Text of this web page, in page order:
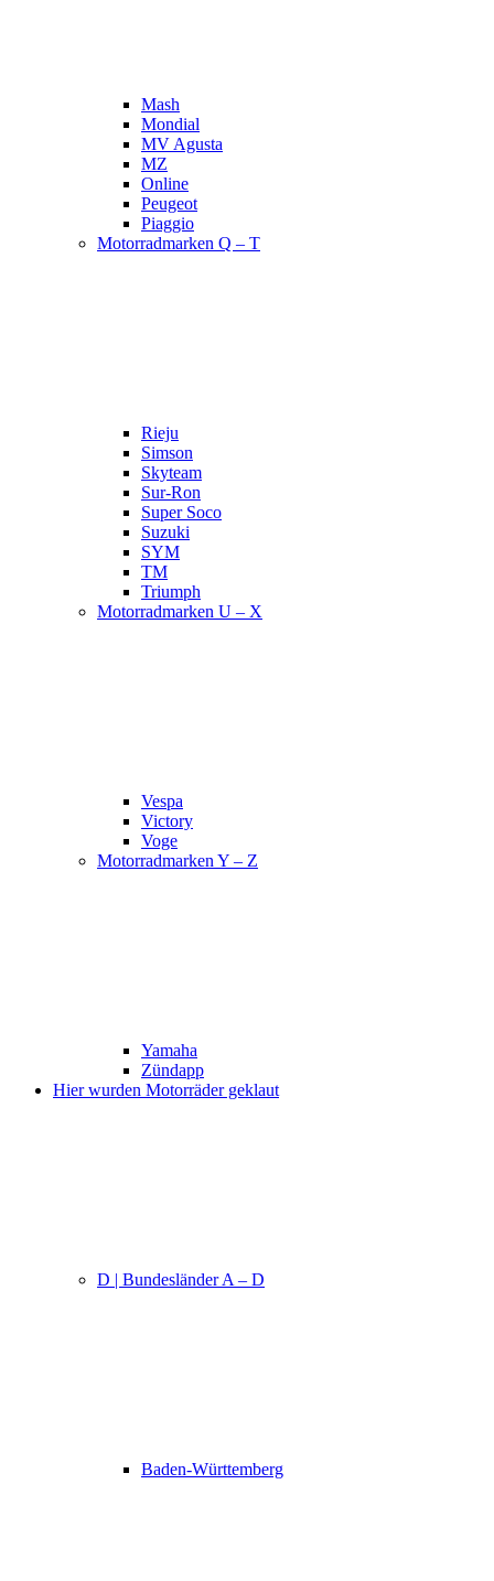
Mash
Mondial
MV Agusta
MZ
Online
Peugeot
Piaggio
Motorradmarken Q – T
Rieju
Simson
Skyteam
Sur-Ron
Super Soco
Suzuki
SYM
TM
Triumph
Motorradmarken U – X
Vespa
Victory
Voge
Motorradmarken Y – Z
Yamaha
Zündapp
Hier wurden Motorräder geklaut
D | Bundesländer A – D
Baden-Württemberg